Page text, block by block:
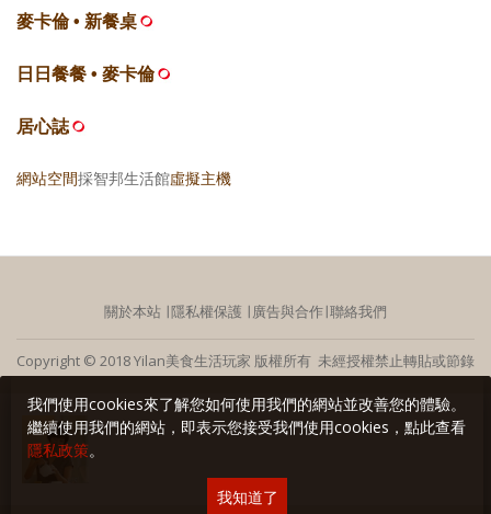
麥卡倫 • 新餐桌
日日餐餐 • 麥卡倫
居心誌
網站空間採智邦生活館虛擬主機
關於本站 ∣隱私權保護 ∣廣告與合作∣聯絡我們
Copyright © 2018 Yilan美食生活玩家 版權所有 未經授權禁止轉貼或節錄
我們使用cookies來了解您如何使用我們的網站並改善您的體驗。
繼續使用我們的網站，即表示您接受我們使用cookies，點此查看
隱私政策。
我知道了